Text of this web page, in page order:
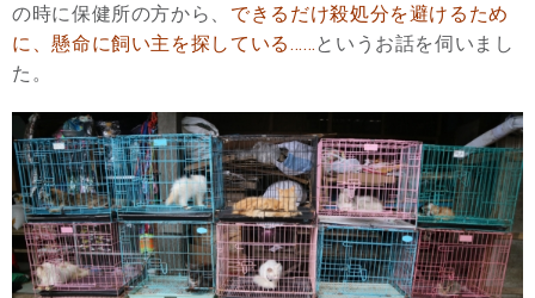
の時に保健所の方から、 できるだけ殺処分を避けるため
に、懸命に飼い主を探している……というお話を伺いまし
た。